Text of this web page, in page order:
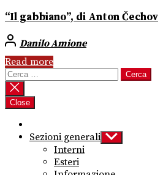
“Il gabbiano”, di Anton Čechov
Danilo Amione
Read more
Ricerca
per:
Close
Sezioni generali Show
sub
Interni
Esteri